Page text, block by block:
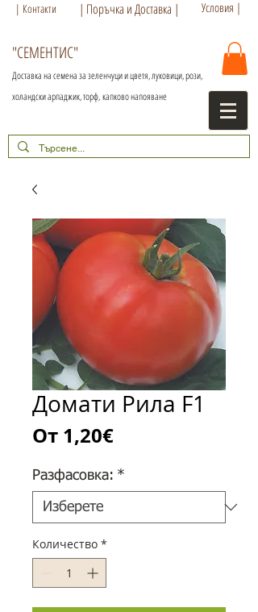
| Контакти | Поръчка и Доставка | Условия |
"СЕМЕНТИС"
Доставка на семена за зеленчуци и цветя, луковици, рози,
холандски арпаджик, торф,капково напояване
Домати Рила F1
От 1,20€Продажна
Разфасовка: *
Количество *